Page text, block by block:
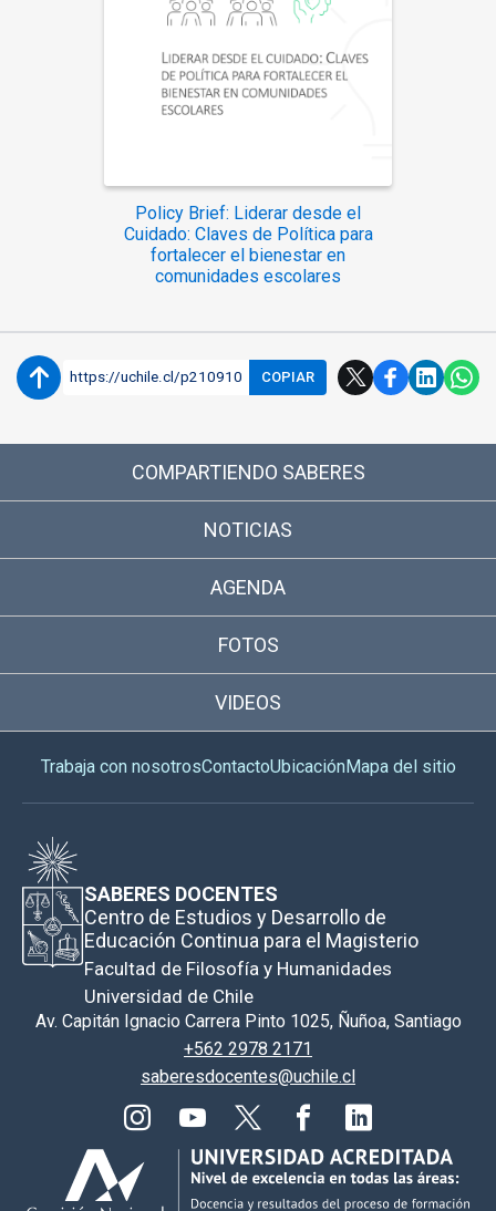
Policy Brief: Liderar desde el
Cuidado: Claves de Política para
fortalecer el bienestar en
comunidades escolares
https://uchile.cl/p210910 COPIAR
COMPARTIENDO SABERES
NOTICIAS
AGENDA
FOTOS
VIDEOS
Trabaja con nosotrosContactoUbicaciónMapa del sitio
SABERES DOCENTES
Centro de Estudios y Desarrollo de
Educación Continua para el Magisterio
Facultad de Filosofía y Humanidades
Universidad de Chile
Av. Capitán Ignacio Carrera Pinto 1025, Ñuñoa, Santiago
+562 2978 2171
saberesdocentes@uchile.cl